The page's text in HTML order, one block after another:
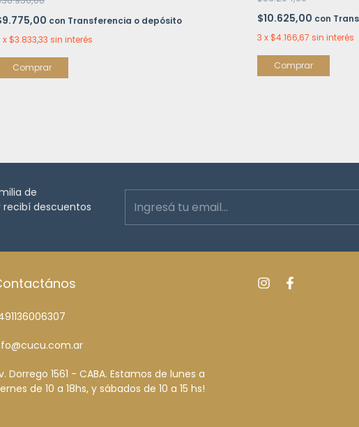
con Transferencia o depósito
x $3.833,33 sin interés
Comprar
$10.625,00 con
3 x $4.166,67 sin interés
Comprar
de
recibí descuentos
Dorrego 1561 - CABA. Estamos de lunes a
de 10 a 18hs, y sábados de 10 a 15 hs!